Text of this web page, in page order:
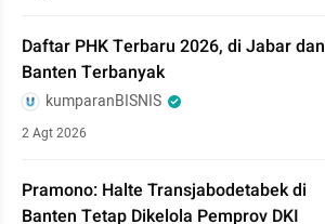
Daftar PHK Terbaru 2026, di Jabar dan
Banten Terbanyak
kumparanBISNIS
2 Agt 2026
Pramono: Halte Transjabodetabek di
Banten Tetap Dikelola Pemprov DKI